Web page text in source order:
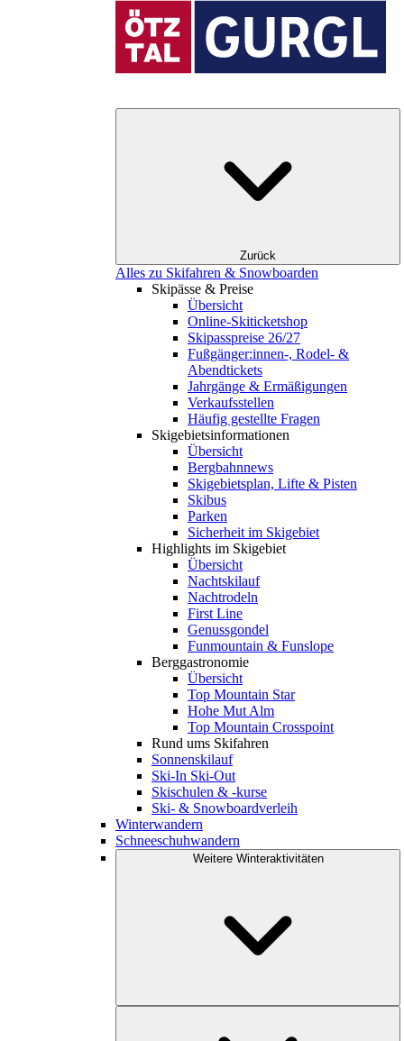
Zurück
Alles zu Skifahren & Snowboarden
Skipässe & Preise
Übersicht
Online-Skiticketshop
Skipasspreise 26/27
Fußgänger:innen-, Rodel- &
Abendtickets
Jahrgänge & Ermäßigungen
Verkaufsstellen
Häufig gestellte Fragen
Skigebiets­informationen
Übersicht
Bergbahnnews
Skigebietsplan, Lifte & Pisten
Skibus
Parken
Sicherheit im Skigebiet
Highlights im Skigebiet
Übersicht
Nachtskilauf
Nachtrodeln
First Line
Genussgondel
Funmountain & Funslope
Berggastronomie
Übersicht
Top Mountain Star
Hohe Mut Alm
Top Mountain Crosspoint
Rund ums Skifahren
Sonnenskilauf
Ski-In Ski-Out
Skischulen & -kurse
Ski- & Snowboardverleih
Winterwandern
Schneeschuhwandern
Weitere Winteraktivitäten